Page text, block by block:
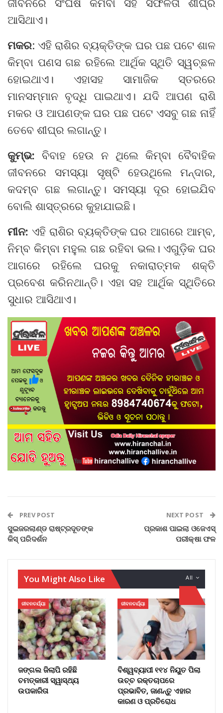
ଆସିଥାଏ।
ମକର: ଏହି ରାଶିର ବ୍ୟକ୍ତିଙ୍କ ଘର ପଛ ପଟେ ଶାଳ
କିମ୍ବା ପଣସ ଗଛ ରହିଲେ ଆର୍ଥିକ ସ୍ଥିତି ସ୍ୱଚ୍ଛଳ
ହୋଇଥାଏ। ଏହାସହ ସାମାଜିକ ସ୍ତରରେ
ମାନସମ୍ମାନ ବୃଦ୍ଧି ପାଇଥାଏ। ଯଦି ଆପଣ ରାଶି
ମକର ଓ ଆପଣଙ୍କ ଘର ପଛ ପଟେ ଏସବୁ ଗଛ ନାହିଁ
ତେବେ ଶୀଘ୍ର ଲଗାନ୍ତୁ।
କୁମ୍ଭ: ବିବାହ ହେଉ ନ ଥିଲେ କିମ୍ବା ବୈବାହିକ
ଜୀବନରେ ସମସ୍ୟା ସୃଷ୍ଟି ହେଉଥିଲେ ମନ୍ଦାର,
କଦମ୍ବ ଗଛ ଲଗାନ୍ତୁ। ସମସ୍ୟା ଦୂର ହୋଇଯିବ
ବୋଲି ଶାସ୍ତ୍ରରେ କୁହାଯାଇଛି।
ମୀନ: ଏହି ରାଶିର ବ୍ୟକ୍ତିଙ୍କ ଘର ଆଗରେ ଆମ୍ବ,
ନିମ୍ବ କିମ୍ବା ମହୁଲ ଗଛ ରହିବା ଭଲ। ଏଗୁଡ଼ିକ ଘର
ଆଗରେ ରହିଲେ ଘରକୁ ନକାରାତ୍ମକ ଶକ୍ତି
ପ୍ରବେଶ କରିନଥାନ୍ତି। ଏହା ସହ ଆର୍ଥିକ ସ୍ଥିତିରେ
ସୁଧାର ଆସିଥାଏ।
PREV POST
ସୁଇଜରଲାଣ୍ଡ ରାଷ୍ଟ୍ରଦୂତଙ୍କ
କିସ୍‍ ପରିଦର୍ଶନ
NEXT POST
ପ୍ରକାଶ ପାଇଲା ଓଜେଏସ୍
ପରୀକ୍ଷା ଫଳ
All
You Might Also Like
ଜୀବନଚର୍ଯ୍ୟା
ଜଙ୍ଗଲ ଜିଲାପି ରହିଛି
ଚମତ୍କାରୀ ସ୍ୱାସ୍ଥ୍ୟ
ଉପକାରିତା
ଜୀବନଚର୍ଯ୍ୟା
ବିଶ୍ୱବ୍ୟାପୀ ୧୧୪ ନିୟୁତ ପିଲା
ଉଚ୍ଚ ରକ୍ତଚାପରେ
ପ୍ରଭାବିତ, ଜାଣନ୍ତୁ ଏହାର
କାରଣ ଓ ପ୍ରତିରୋଧ